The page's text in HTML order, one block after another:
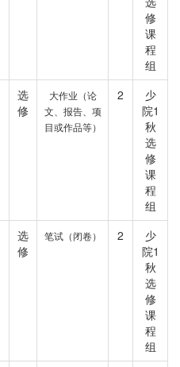
修
课
程
组
选
修
大作业（论
文、报告、项
目或作品等）
2
少
院1
秋
选
修
课
程
组
选
修
笔试（闭卷） 2
少
院1
秋
选
修
课
程
组